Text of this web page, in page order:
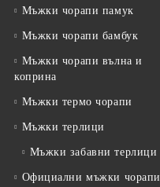
Мъжки чорапи памук
Мъжки чорапи бамбук
Мъжки чорапи вълна и
коприна
Мъжки термо чорапи
Мъжки терлици
Мъжки забавни терлици
Официални мъжки чорапи